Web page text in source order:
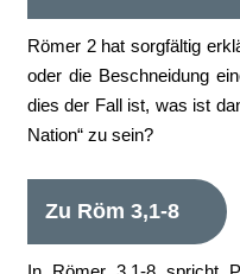
Römer 2 hat sorgfältig
oder die Beschneidung
dies der Fall ist, was ist
Nation“ zu sein?
Zu Röm 3,1-8